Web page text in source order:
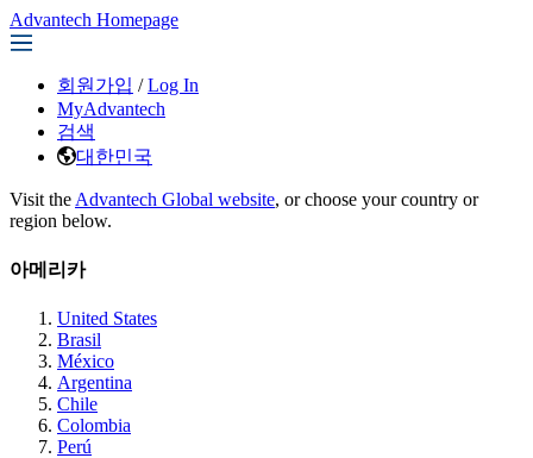
Advantech Homepage
회원가입 / Log In
MyAdvantech
검색
대한민국
Visit the Advantech Global website, or choose your country or
region below.
아메리카
United States
Brasil
México
Argentina
Chile
Colombia
Perú